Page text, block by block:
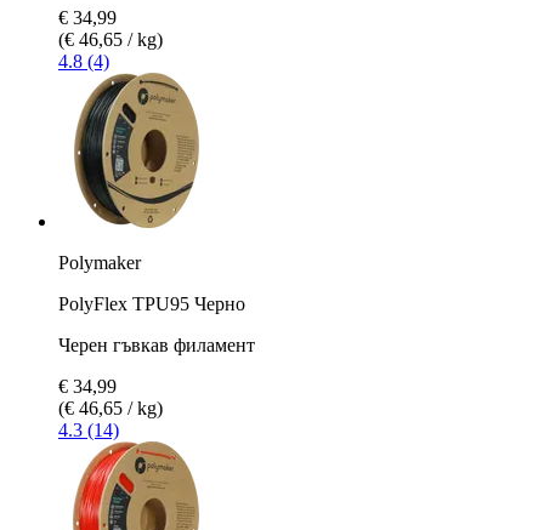
€ 34,99
(€ 46,65 / kg)
4.8 (4)
Polymaker
PolyFlex TPU95 Черно
Черен гъвкав филамент
€ 34,99
(€ 46,65 / kg)
4.3 (14)